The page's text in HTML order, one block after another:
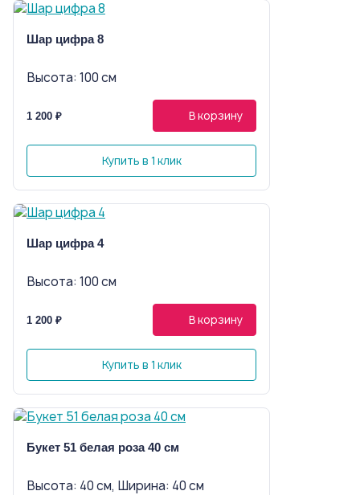
Шар цифра 8
Высота: 100 см
1 200 ₽ В корзину
Купить в 1 клик
Шар цифра 4
Высота: 100 см
1 200 ₽ В корзину
Купить в 1 клик
Букет 51 белая роза 40 см
Высота: 40 см, Ширина: 40 см